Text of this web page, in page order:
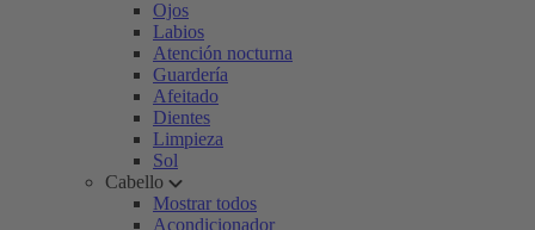
Ojos
Labios
Atención nocturna
Guardería
Afeitado
Dientes
Limpieza
Sol
Cabello
Mostrar todos
Acondicionador